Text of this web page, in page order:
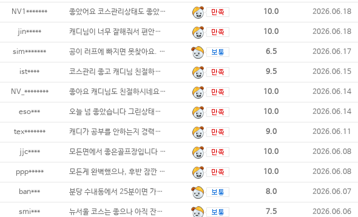
NV1******* 좋았어요 코스관리상태도 좋았고 식음료도 10.0 2026.06.18
jin***** 캐디님이 너무 잘해줘서 편안하게 치고 왔습니 10.0 2026.06.18
sim******* 공이 러프에 빠지면 못찾아요. 휴~... 6.5 2026.06.17
ist**** 코스관리 좋고 캐디님 친절하셨습니다. 락커룸 9.5 2026.06.15
NV_******** 좋아요 캐디님도 친절하시네요... 10.0 2026.06.14
eso*** 오늘 넘 좋았습니다 그린상태등 캐디님도 친절 10.0 2026.06.14
tex******* 캐디가 공부를 안하는지 경력이 있는 캐디임에 9.0 2026.06.11
jjc**** 모든면에서 좋은골프장입니다 비회원이지만 10.0 2026.06.08
ppp***** 모든게 완벽했으나, 후반 잠깐 대기가 10.0 2026.06.08
ban*** 분당 수내동에서 25분이면 가는 거리가성비짱 8.0 2026.06.07
smi*** 뉴서울 코스는 좋으나 아직 잔디가 덜 올라온 7.5 2026.06.06